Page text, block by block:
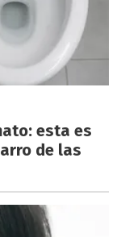
esta es
de las